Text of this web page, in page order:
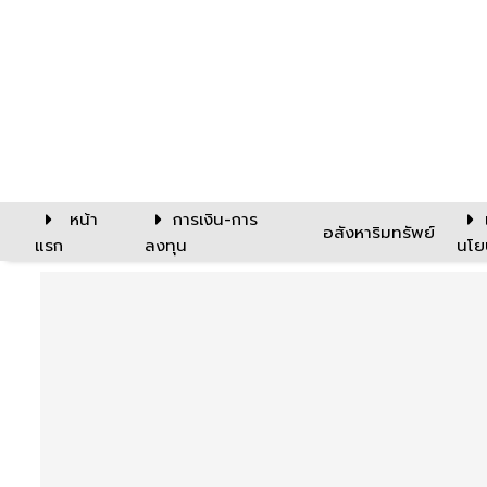
หน้า
แรก
การเงิน-การ
ลงทุน
อสังหาริมทรัพย์
นโ